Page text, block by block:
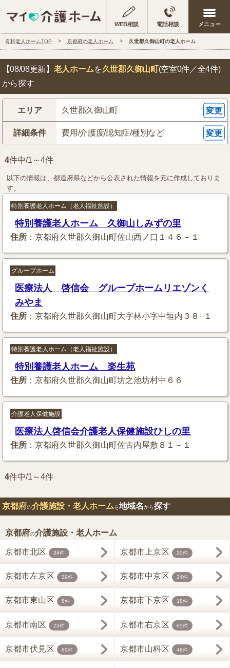
WEB相談 電話相談
有料老人ホームTOP 京都府の老人ホーム 久世郡久御山町の老人ホーム
【08/08更新】 老人ホームを久世郡久御山町(空室0件／全4件)
から探す
エリア 久世郡久御山町 変更
詳細条件 費用/介護度/認知症/種別など 変更
4件中/1～4件
以下の情報は、都道府県などから公表された情報を元に作成しておりま
す。
特別養護老人ホーム（老人福祉施設）
特別養護老人ホーム 久御山しみずの里
住所 ：京都府久世郡久御山町佐山西ノ口１４６－１
グループホーム
医療法人 啓信会 グループホームリエゾンく
みやま
住所 ：京都府久世郡久御山町大字林小字中垣内３８−１
特別養護老人ホーム（老人福祉施設）
特別養護老人ホーム 楽生苑
住所 ：京都府久世郡久御山町坊之池坊村中６６
介護老人保健施設
医療法人啓信会介護老人保健施設ひしの里
住所 ：京都府久世郡久御山町佐古内屋敷８１－１
4件中/1～4件
京都府の介護施設・老人ホームを地域名から探す
京都府の介護施設・老人ホーム
京都市北区 34件 京都市上京区 20件
京都市左京区 39件 京都市中京区 24件
京都市東山区 8件 京都市下京区 18件
京都市南区 23件 京都市右京区 65件
京都市伏見区 69件 京都市山科区 46件